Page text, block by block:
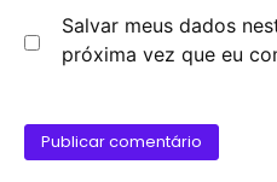
Salvar meus dados
próxima vez que eu